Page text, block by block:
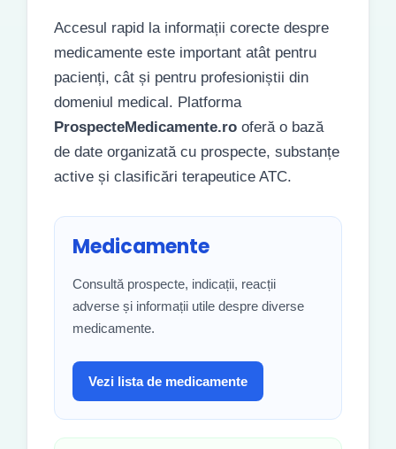
Accesul rapid la informații corecte despre
medicamente este important atât pentru
pacienți, cât și pentru profesioniștii din
domeniul medical. Platforma
ProspecteMedicamente.ro oferă o bază
de date organizată cu prospecte, substanțe
active și clasificări terapeutice ATC.
Medicamente
Consultă prospecte, indicații, reacții
adverse și informații utile despre diverse
medicamente.
Vezi lista de medicamente